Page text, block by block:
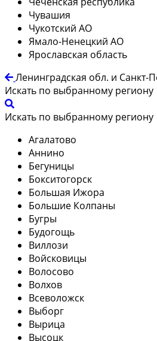
Чувашия
Чукотский АО
Ямало-Ненецкий АО
Ярославская область
Ленинградская обл. и Санкт-
Искать по выбранному региону
Искать по выбранному региону
Агалатово
Аннино
Бегуницы
Бокситогорск
Большая Ижора
Большие Колпаны
Бугры
Будогощь
Виллози
Войсковицы
Волосово
Волхов
Всеволожск
Выборг
Вырица
Высоцк